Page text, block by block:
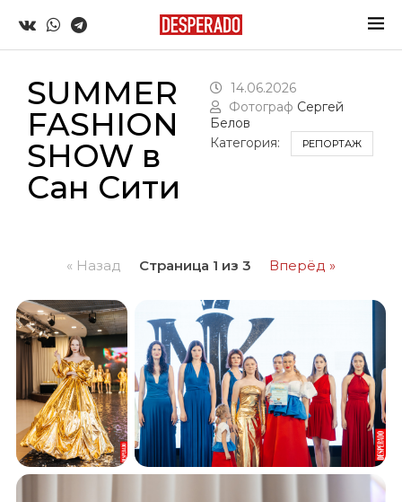
SUMMER
FASHION
SHOW в
Сан Сити
14.06.2026
Фотограф Сергей
Белов
Категория:
РЕПОРТАЖ
« Назад Страница 1 из 3 Вперёд »